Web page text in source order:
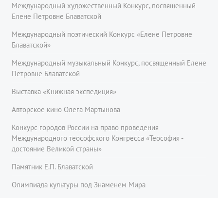
Международный художественный Конкурс, посвященный
Елене Петровне Блаватской
Международный поэтический Конкурс «Елене Петровне
Блаватской»
Международный музыкальный Конкурс, посвященный Елене
Петровне Блаватской
Выставка «Книжная экспедиция»
Авторское кино Олега Мартынова
Конкурс городов России на право проведения
Международного теософского Конгресса «Теософия -
достояние Великой страны»
Памятник Е.П. Блаватской
Олимпиада культуры под Знаменем Мира